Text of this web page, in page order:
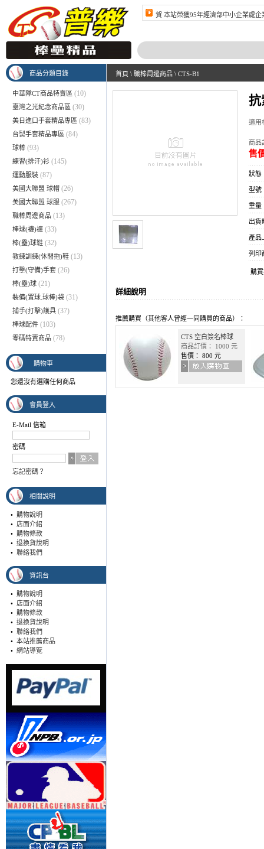
賀 本站榮獲95年經濟部中小企業處企
商品分類目錄
中華隊CT商品特賣區 (10)
臺灣之光紀念商品區 (30)
美日進口手套精品專區 (83)
台製手套精品專區 (84)
球棒 (93)
練習(排汗)衫 (145)
運動服裝 (87)
美國大聯盟 球帽 (26)
美國大聯盟 球服 (267)
職棒周邊商品 (13)
棒球(襪)褲 (33)
棒(壘)球鞋 (32)
教練訓練(休閒拖)鞋 (13)
打擊(守備)手套 (26)
棒(壘)球 (21)
裝備(置球.球棒)袋 (31)
捕手(打擊)護具 (37)
棒球配件 (103)
零碼特賣商品 (78)
購物車
您還沒有選購任何商品
會員登入
E-Mail 信箱
密碼
忘記密碼？
相關說明
• 購物說明
• 店面介紹
• 購物條款
• 退換貨說明
• 聯絡我們
資訊台
• 購物說明
• 店面介紹
• 購物條款
• 退換貨說明
• 聯絡我們
• 本站推薦商品
• 網站導覽
首頁 \ 職棒周邊商品 \ CTS-B1
抗
適用
商品
售
狀態
型號
重量
出貨
產品
列印
購
詳細說明
推薦購買（其他客人曾經一同購買的商品）：
CTS 空白簽名棒球
商品訂價： 1000 元
售價： 800 元